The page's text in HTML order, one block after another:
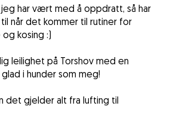
jeg har vært med å oppdratt, så har
når det kommer til rutiner for
kosing :)
leilighet på Torshov med en
i hunder som meg!
det gjelder alt fra lufting til